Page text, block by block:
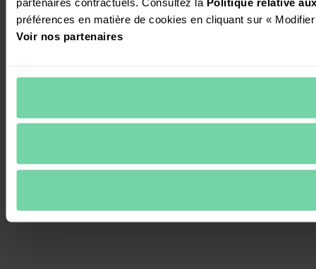
préférences en matière de cookies en cliquant sur «
Voir nos partenaires